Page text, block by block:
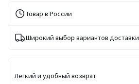
Товар в России
Широкий выбор вариантов доставки
Легкий и удобный возврат